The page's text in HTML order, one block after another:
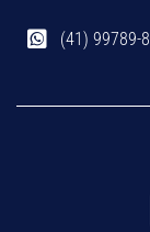
(41) 99789-